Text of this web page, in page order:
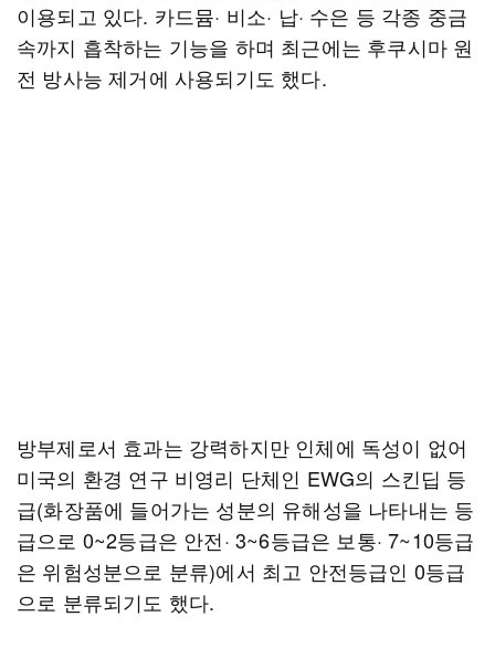
이용되고 있다. 카드뮴· 비소· 납· 수은 등 각종 중금
속까지 흡착하는 기능을 하며 최근에는 후쿠시마 원
전 방사능 제거에 사용되기도 했다.
방부제로서 효과는 강력하지만 인체에 독성이 없어
미국의 환경 연구 비영리 단체인 EWG의 스킨딥 등
급(화장품에 들어가는 성분의 유해성을 나타내는 등
급으로 0~2등급은 안전· 3~6등급은 보통· 7~10등급
은 위험성분으로 분류)에서 최고 안전등급인 0등급
으로 분류되기도 했다.